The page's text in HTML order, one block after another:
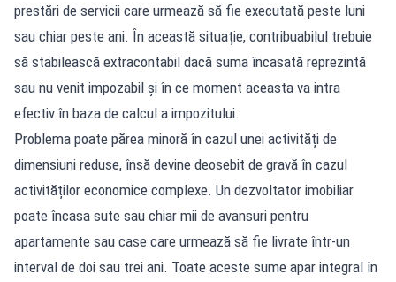
prestări de servicii care urmează să fie executată peste luni
sau chiar peste ani. În această situație, contribuabilul trebuie
să stabilească extracontabil dacă suma încasată reprezintă
sau nu venit impozabil și în ce moment aceasta va intra
efectiv în baza de calcul a impozitului.
Problema poate părea minoră în cazul unei activități de
dimensiuni reduse, însă devine deosebit de gravă în cazul
activităților economice complexe. Un dezvoltator imobiliar
poate încasa sute sau chiar mii de avansuri pentru
apartamente sau case care urmează să fie livrate într-un
interval de doi sau trei ani. Toate aceste sume apar integral în